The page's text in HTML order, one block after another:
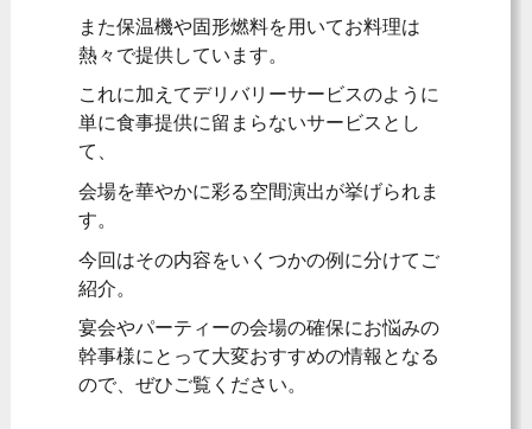
また保温機や固形燃料を用いてお料理は
熱々で提供しています。
これに加えてデリバリーサービスのように
単に食事提供に留まらないサービスとし
て、
会場を華やかに彩る空間演出が挙げられま
す。
今回はその内容をいくつかの例に分けてご
紹介。
宴会やパーティーの会場の確保にお悩みの
幹事様にとって大変おすすめの情報となる
ので、ぜひご覧ください。